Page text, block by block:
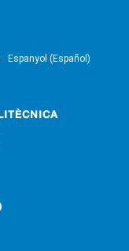
Espanyol (Español)